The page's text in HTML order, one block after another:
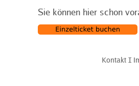
Sie können hier schon
Kontakt Ι